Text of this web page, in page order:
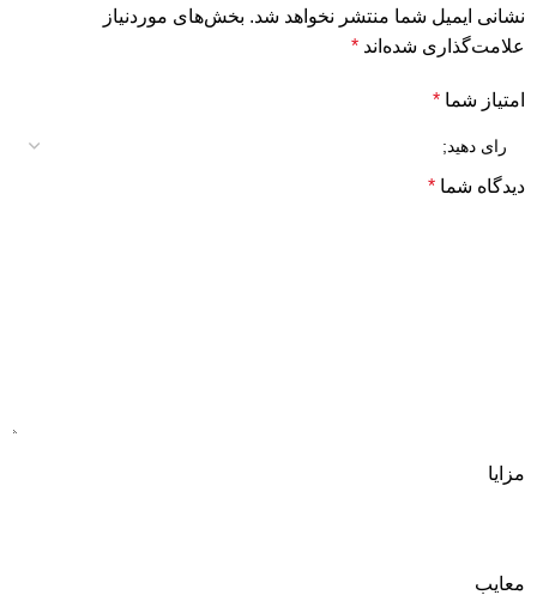
نشانی ایمیل شما منتشر نخواهد شد. بخش‌های موردنیاز
علامت‌گذاری شده‌اند *
امتیاز شما *
دیدگاه شما *
مزایا
معایب